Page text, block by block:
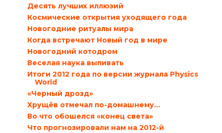
Десять лучших иллюзий
Космические открытия уходящего года
Новогодние ритуалы мира
Когда встречают Новый год в мире
Новогодний котодром
Веселая наука выпивать
Итоги 2012 года по версии журнала Physics
World
«Черный дрозд»
Хрущёв отмечал по-домашнему…
Во что обошелся «конец света»
Что прогнозировали нам на 2012-й